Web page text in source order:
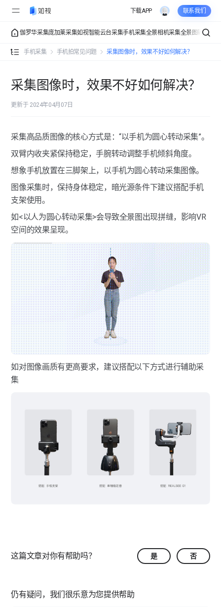
下载APP 联系我们
伽罗华采集庞加莱采集如视智能云台采集手机采集全景相机采集全景图转VR
手机采集 手机拍常见问题 采集图像时，效果不好如何解决？
手机采集介绍
准备工作
手机拍进阶采集
获得更好的采集效果
手机拍常见问题
采集图像时，效果不好如何解决？
手机拍点位拼接失败如何解决？
如何进行手动拼接操作？
如何合理规划采集路径？
采集图像时，效果不好如何解决？
更新于 2024年04月07日
采集高品质图像的核心方式是：“以手机为圆心转动采集”。
双臂内收夹紧保持稳定，手腕转动调整手机倾斜角度。
想象手机放置在三脚架上，以手机为圆心转动采集图像。
图像采集时，保持身体稳定，暗光源条件下建议搭配手机
支架使用。
如<以人为圆心转动采集>会导致全景图出现拼缝，影响VR
空间的效果呈现。
如对图像画质有更高要求，建议搭配以下方式进行辅助采
集
这篇文章对你有帮助吗？ 是 否
仍有疑问，我们很乐意为您提供帮助